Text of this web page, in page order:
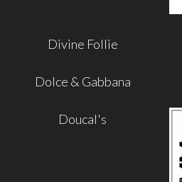
Divine Follie
Dolce & Gabbana
Doucal's